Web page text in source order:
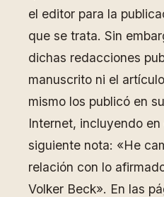
el editor para la
que se trata. Sin
dichas redacciones
manuscrito ni el
mismo los publicó en
Internet, incluyendo
siguiente nota: «He
relación con lo
Volker Beck». En las